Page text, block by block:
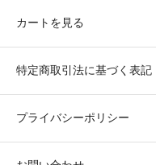
カートを見る
特定商取引法に基づく表記
プライバシーポリシー